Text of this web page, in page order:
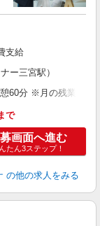
支給
ー三宮駅）
60分 ※月の残業目
で
画面へ進む
たん3ステップ！
の他の求人をみる